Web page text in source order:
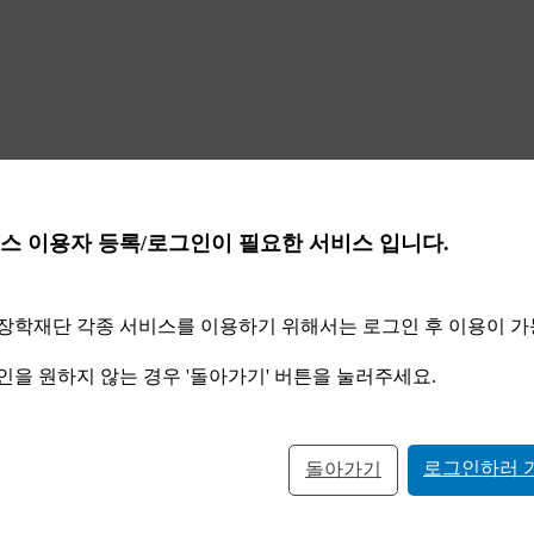
이용자 등록/로그인이 필요한 서비스 입니다.
학재단 각종 서비스를 이용하기 위해서는 로그인 후 이용이 가
을 원하지 않는 경우 '돌아가기' 버튼을 눌러주세요.
돌아가기 로그인하러